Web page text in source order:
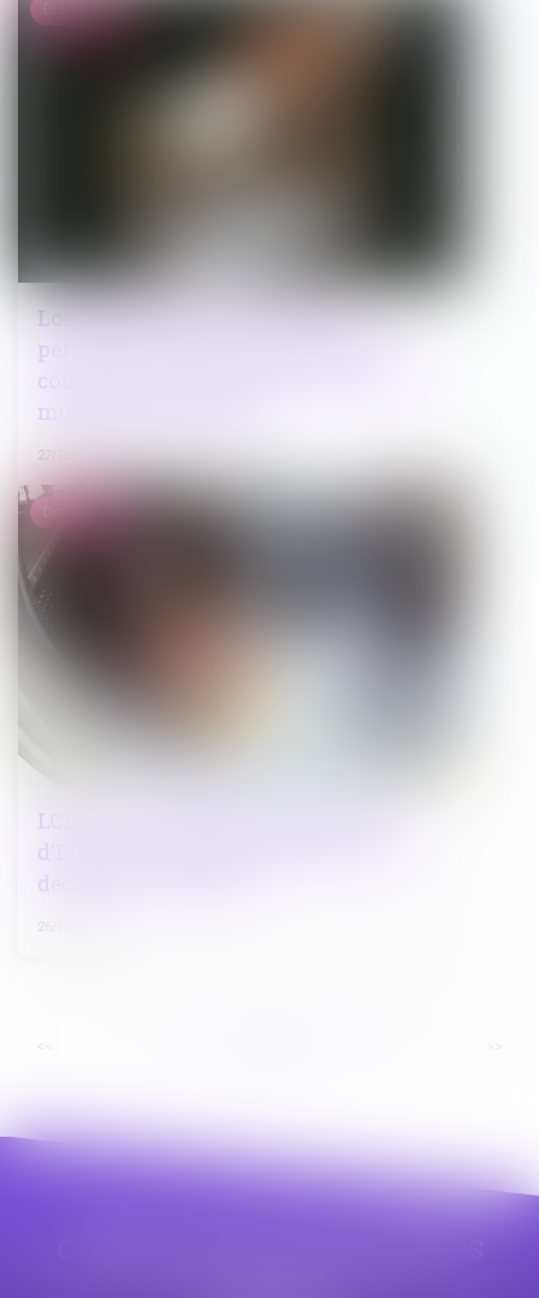
Loi du 14 février 2025 visant à
permettre l'élection du maire d'une
commune nouvelle en cas de conseil
municipal incomplet
27/02/2025
Droit public
LCB-FT : interprétation du Conseil
d'Etat sur la portée de l'obligation de
déclaration à Tracfin
26/02/2025
Droit pénal
<< >>